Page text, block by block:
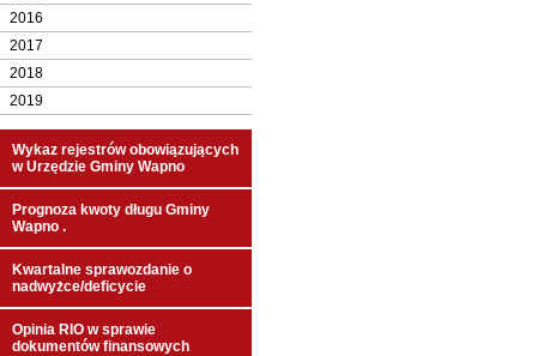
2016
2017
2018
2019
Wykaz rejestrów obowiązujących
w Urzędzie Gminy Wapno
Prognoza kwoty długu Gminy
Wapno .
Kwartalne sprawozdanie o
nadwyżce/deficycie
Opinia RIO w sprawie
dokumentów finansowych